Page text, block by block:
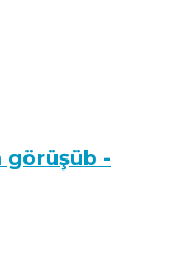
görüşüb -